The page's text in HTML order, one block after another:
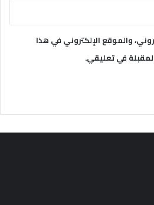
والموقع الإلكتروني في هذا
في تعليقي.